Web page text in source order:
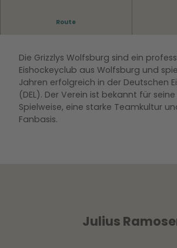
Route
Die Grizzlys Wolfsburg sind ein
Eishockeyclub aus Wolfsburg und
Jahren erfolgreich in der Deutschen
(DEL). Der Verein ist bekannt für
Spielweise, eine starke Teamkultur
Fanbasis.
Julius